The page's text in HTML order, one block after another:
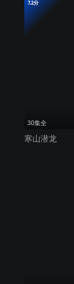
7.2分
30集全
寒山潜龙